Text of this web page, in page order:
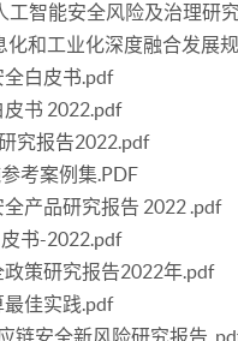
工智能安全风险及治理研
化和工业化深度融合发展
白皮书.pdf
书 2022.pdf
究报告2022.pdf
考案例集.PDF
产品研究报告 2022 .pdf
书-2022.pdf
策研究报告2022年.pdf
佳实践.pdf
链安全新风险研究报告